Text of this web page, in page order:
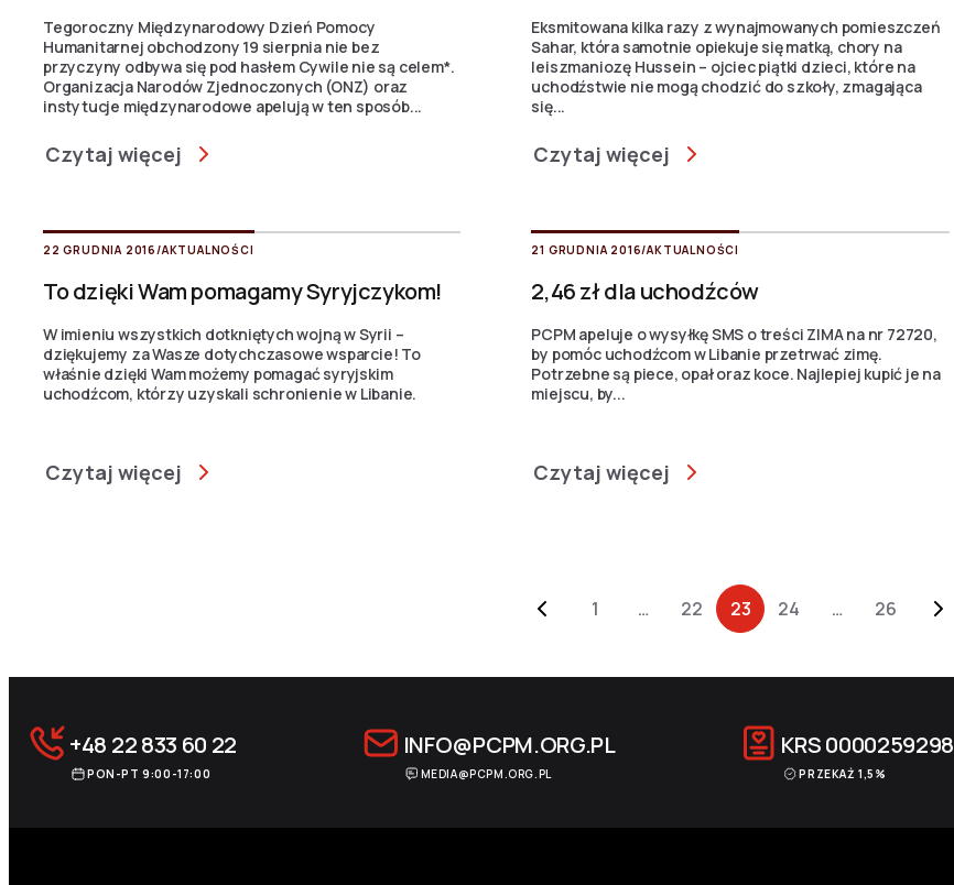
Tegoroczny Międzynarodowy Dzień Pomocy
Humanitarnej obchodzony 19 sierpnia nie bez
przyczyny odbywa się pod hasłem Cywile nie są celem*.
Organizacja Narodów Zjednoczonych (ONZ) oraz
instytucje międzynarodowe apelują w ten sposób...
Czytaj więcej
Eksmitowana kilka razy z wynajmowanych pomieszczeń
Sahar, która samotnie opiekuje się matką, chory na
leiszmaniozę Hussein – ojciec piątki dzieci, które na
uchodźstwie nie mogą chodzić do szkoły, zmagająca
się...
Czytaj więcej
22 GRUDNIA 2016/AKTUALNOŚCI
To dzięki Wam pomagamy Syryjczykom!
W imieniu wszystkich dotkniętych wojną w Syrii –
dziękujemy za Wasze dotychczasowe wsparcie! To
właśnie dzięki Wam możemy pomagać syryjskim
uchodźcom, którzy uzyskali schronienie w Libanie.
Czytaj więcej
21 GRUDNIA 2016/AKTUALNOŚCI
2,46 zł dla uchodźców
PCPM apeluje o wysyłkę SMS o treści ZIMA na nr 72720,
by pomóc uchodźcom w Libanie przetrwać zimę.
Potrzebne są piece, opał oraz koce. Najlepiej kupić je na
miejscu, by...
Czytaj więcej
1 … 22 23 24 … 26
+48 22 833 60 22
PON-PT 9:00-17:00
INFO@PCPM.ORG.PL
MEDIA@PCPM.ORG.PL
KRS0000259298
PRZEKAŻ 1,5%